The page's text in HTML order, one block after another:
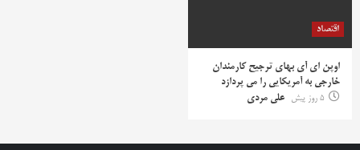
اقتصاد
اوپن ای آی بهای ترجیح کارمندان
خارجی به آمریکایی را می پردازد
5 روز پیش
علی مردی